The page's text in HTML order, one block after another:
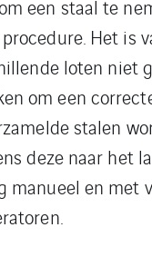
een staal te
Het is
loten niet
om een
stalen
deze naar het
manueel en met